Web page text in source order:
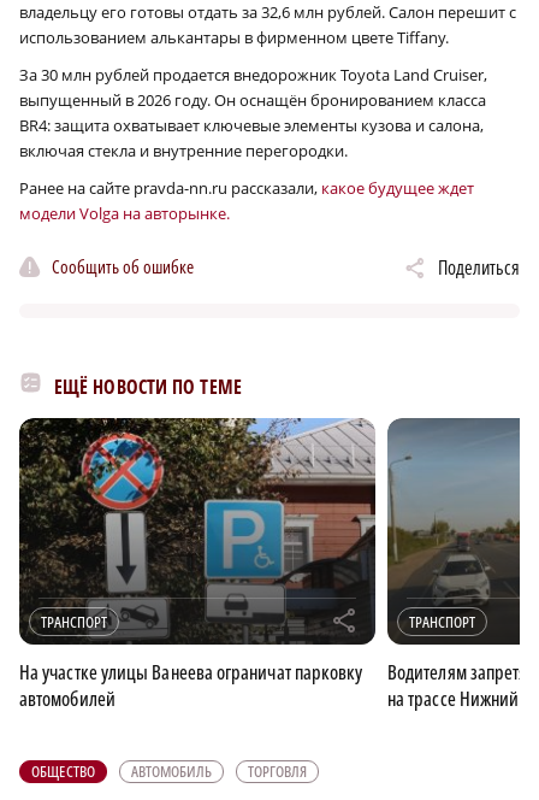
владельцу его готовы отдать за 32,6 млн рублей. Салон перешит с
использованием алькантары в фирменном цвете Tiffany.
За 30 млн рублей продается внедорожник Toyota Land Cruiser,
выпущенный в 2026 году. Он оснащён бронированием класса
BR4: защита охватывает ключевые элементы кузова и салона,
включая стекла и внутренние перегородки.
Ранее на сайте pravda-nn.ru рассказали, какое будущее ждет
модели Volga на авторынке.
Сообщить об ошибке Поделиться
ЕЩЁ НОВОСТИ ПО ТЕМЕ
ТРАНСПОРТ r
На участке улицы Ванеева ограничат парковку
автомобилей
ТРАНСПОРТ
Водителям
на трассе Нижний
ОБЩЕСТВО АВТОМОБИЛЬ ТОРГОВЛЯ